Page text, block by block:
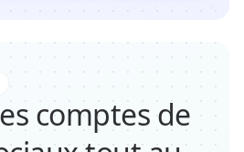
comptes de